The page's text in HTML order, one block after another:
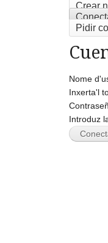
Crear
Pidir
Nome
Inxerta'l
Introduz